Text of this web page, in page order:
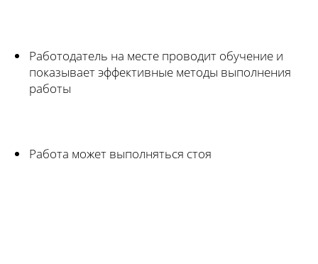
Работодатель на месте проводит обучение и
показывает эффективные методы выполнения
работы
Работа может выполняться стоя